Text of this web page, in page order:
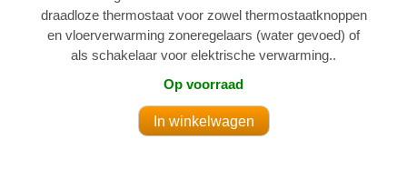
draadloze thermostaat voor zowel thermostaatknoppen
en vloerverwarming zoneregelaars (water gevoed) of
als schakelaar voor elektrische verwarming..
Op voorraad